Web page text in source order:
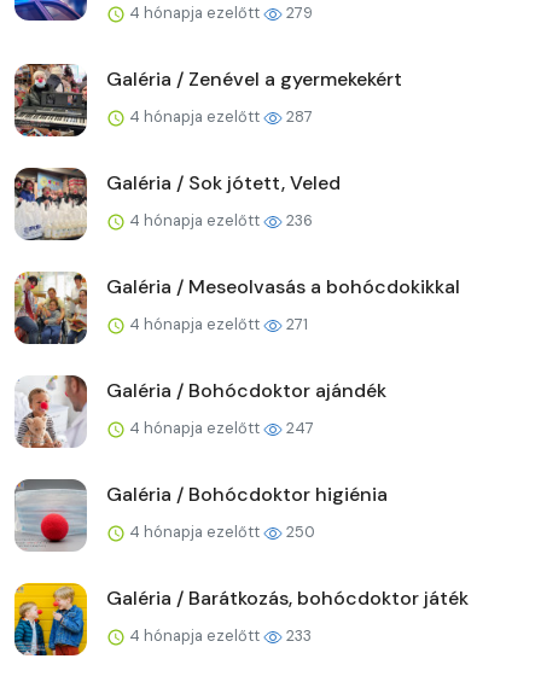
4 hónapja ezelőtt 279
Galéria / Zenével a gyermekekért
4 hónapja ezelőtt 287
Galéria / Sok jótett, Veled
4 hónapja ezelőtt 236
Galéria / Meseolvasás a bohócdokikkal
4 hónapja ezelőtt 271
Galéria / Bohócdoktor ajándék
4 hónapja ezelőtt 247
Galéria / Bohócdoktor higiénia
4 hónapja ezelőtt 250
Galéria / Barátkozás, bohócdoktor játék
4 hónapja ezelőtt 233